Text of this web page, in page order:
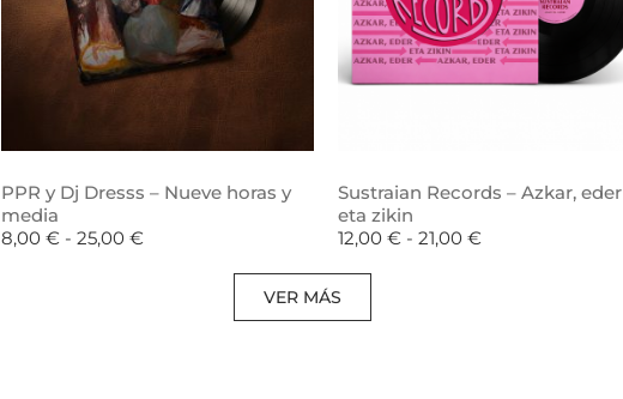
PPR y Dj Dresss – Nueve horas y
media
8,00 € - 25,00 €
Sustraian Records – Azkar, eder
eta zikin
12,00 € - 21,00 €
VER MÁS